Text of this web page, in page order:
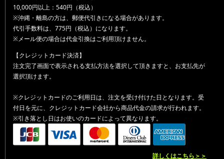
10,000円以上：540円（税込）
※沖縄・離島の方は、郵便代引きになる場合があります。
代引手数料は、775円（税込）になります。
※メール便の場合は代金引換はご利用頂けません。
【クレジットカード決済】
注文完了画面で表示される支払方法を選択して頂きますと、お支払先が
選択頂けます。
※クレジットカードのご利用日は、注文を受け付けた日となります。受
付日を元に、クレジットカード会社から商品代金の請求が行われます。
※引き落とし日はお使いのカードによって異なります。
詳しくはこちら＞＞